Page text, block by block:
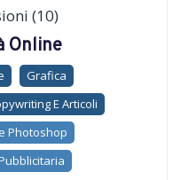
(10)
Online
Grafica
E Articoli
Photoshop